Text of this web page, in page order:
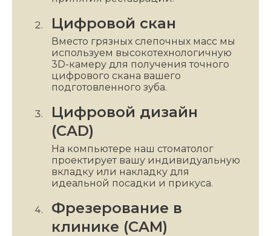
Цифровой скан
Вместо грязных слепочных масс мы
используем высокотехнологичную
3D-камеру для получения точного
цифрового скана вашего
подготовленного зуба.
Цифровой дизайн
(CAD)
На компьютере наш стоматолог
проектирует вашу индивидуальную
вкладку или накладку для
идеальной посадки и прикуса.
Фрезерование в
клинике (CAM)